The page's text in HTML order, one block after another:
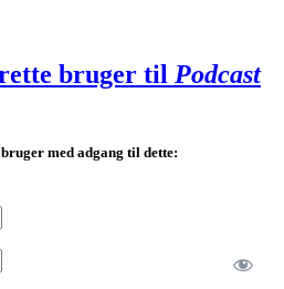
bruger til Podcast
med adgang til dette: